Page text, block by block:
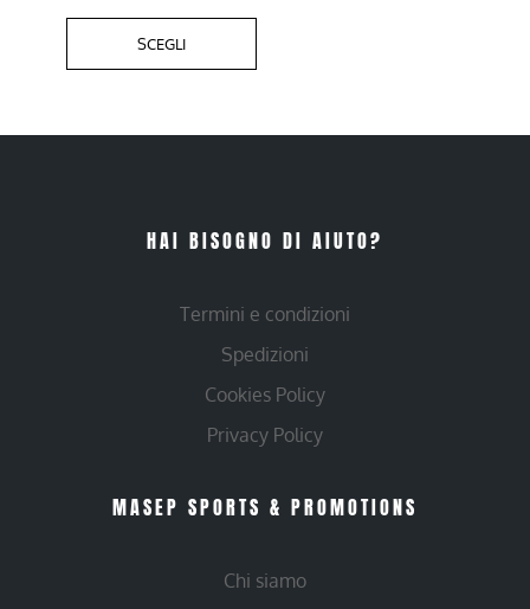
SCEGLI
HAI BISOGNO DI AIUTO?
Termini e condizioni
Spedizioni
Cookies Policy
Privacy Policy
MASEP SPORTS & PROMOTIONS
Chi siamo